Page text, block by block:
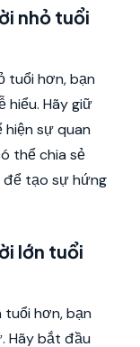
nhỏ tuổi
tuổi hơn, bạn
hiểu. Hãy giữ
hiện sự quan
thể chia sẻ
để tạo sự hứng
lớn tuổi
hơn, bạn
Hãy bắt đầu